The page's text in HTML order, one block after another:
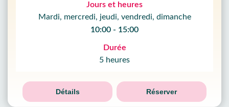
Jours et heures
Mardi, mercredi, jeudi, vendredi, dimanche
10:00 - 15:00
Durée
5 heures
Détails Réserver